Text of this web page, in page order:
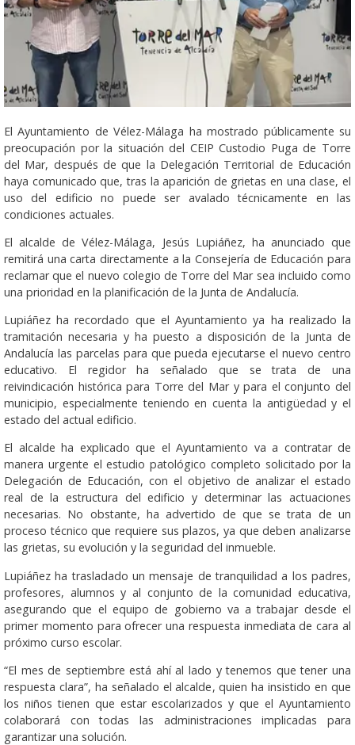
El Ayuntamiento de Vélez-Málaga ha mostrado públicamente su
preocupación por la situación del CEIP Custodio Puga de Torre
del Mar, después de que la Delegación Territorial de Educación
haya comunicado que, tras la aparición de grietas en una clase, el
uso del edificio no puede ser avalado técnicamente en las
condiciones actuales.
El alcalde de Vélez-Málaga, Jesús Lupiáñez, ha anunciado que
remitirá una carta directamente a la Consejería de Educación para
reclamar que el nuevo colegio de Torre del Mar sea incluido como
una prioridad en la planificación de la Junta de Andalucía.
Lupiáñez ha recordado que el Ayuntamiento ya ha realizado la
tramitación necesaria y ha puesto a disposición de la Junta de
Andalucía las parcelas para que pueda ejecutarse el nuevo centro
educativo. El regidor ha señalado que se trata de una
reivindicación histórica para Torre del Mar y para el conjunto del
municipio, especialmente teniendo en cuenta la antigüedad y el
estado del actual edificio.
El alcalde ha explicado que el Ayuntamiento va a contratar de
manera urgente el estudio patológico completo solicitado por la
Delegación de Educación, con el objetivo de analizar el estado
real de la estructura del edificio y determinar las actuaciones
necesarias. No obstante, ha advertido de que se trata de un
proceso técnico que requiere sus plazos, ya que deben analizarse
las grietas, su evolución y la seguridad del inmueble.
Lupiáñez ha trasladado un mensaje de tranquilidad a los padres,
profesores, alumnos y al conjunto de la comunidad educativa,
asegurando que el equipo de gobierno va a trabajar desde el
primer momento para ofrecer una respuesta inmediata de cara al
próximo curso escolar.
“El mes de septiembre está ahí al lado y tenemos que tener una
respuesta clara”, ha señalado el alcalde, quien ha insistido en que
los niños tienen que estar escolarizados y que el Ayuntamiento
colaborará con todas las administraciones implicadas para
garantizar una solución.